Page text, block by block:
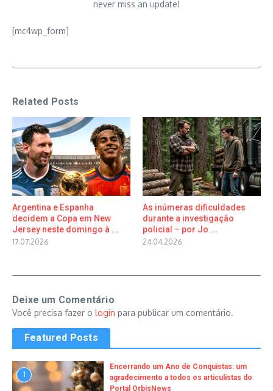
never miss an update!
[mc4wp_form]
Related Posts
Argentina e Espanha
decidem a Copa em New
Jersey neste domingo à ...
17.07.2026
As inúmeras dificuldades
durante a investigação
policial – por Jo ...
24.04.2026
Deixe um Comentário
Você precisa fazer o login para publicar um comentário.
Featured Posts
1
Encerrando um Ano de Conquistas: um
agradecimento a todos os articulistas do
Portal OrbisNews